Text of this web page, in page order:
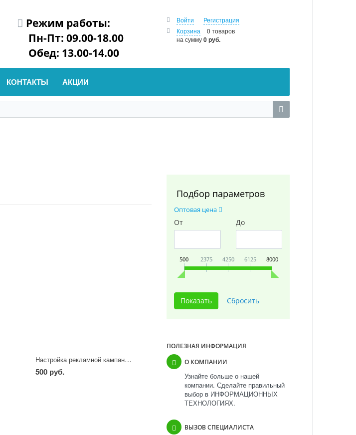
Режим работы:
Пн-Пт: 09.00-18.00
Обед: 13.00-14.00
Войти
Регистрация
Корзина
0 товаров
на сумму0 руб.
КОНТАКТЫ АКЦИИ
Подбор параметров
Оптовая цена
От До
500 2375 4250 6125 8000
ПОЛЕЗНАЯ ИНФОРМАЦИЯ
О КОМПАНИИ
Узнайте больше о нашей
компании. Сделайте правильный
выбор в ИНФОРМАЦИОННЫХ
ТЕХНОЛОГИЯХ.
ВЫЗОВ СПЕЦИАЛИСТА
Настройка рекламной кампании в Яндекс
500 руб.